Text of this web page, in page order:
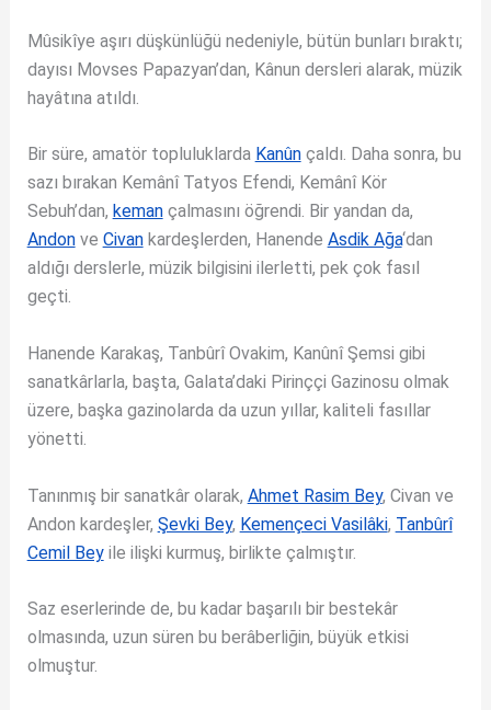
Mûsikîye aşırı düşkünlüğü nedeniyle, bütün bunları bıraktı;
dayısı Movses Papazyan’dan, Kânun dersleri alarak, müzik
hayâtına atıldı.
Bir süre, amatör topluluklarda Kanûnçaldı. Daha sonra, bu
sazı bırakan Kemânî Tatyos Efendi, Kemânî Kör
Sebuh’dan, kemançalmasını öğrendi. Bir yandan da,
Andonve Civankardeşlerden, Hanende Asdik Ağa‘dan
aldığı derslerle, müzik bilgisini ilerletti, pek çok fasıl
geçti.
Hanende Karakaş, Tanbûrî Ovakim, Kanûnî Şemsi gibi
sanatkârlarla, başta, Galata’daki Pirinççi Gazinosu olmak
üzere, başka gazinolarda da uzun yıllar, kaliteli fasıllar
yönetti.
Tanınmış bir sanatkâr olarak, Ahmet Rasim Bey, Civan ve
Andon kardeşler, Şevki Bey, Kemençeci Vasilâki, Tanbûrî
Cemil Beyile ilişki kurmuş, birlikte çalmıştır.
Saz eserlerinde de, bu kadar başarılı bir bestekâr
olmasında, uzun süren bu berâberliğin, büyük etkisi
olmuştur.